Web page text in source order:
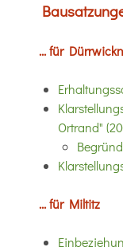
... für
Ortrand"
... für Miltitz